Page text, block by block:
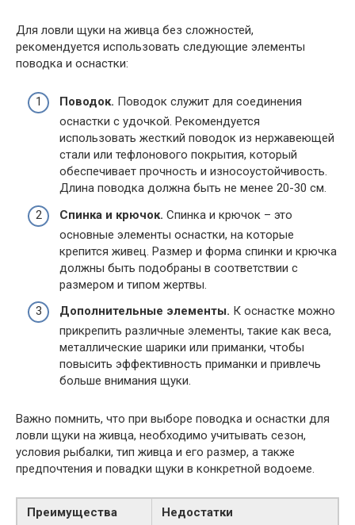
Для ловли щуки на живца без сложностей,
рекомендуется использовать следующие элементы
поводка и оснастки:
Поводок. Поводок служит для соединения
оснастки с удочкой. Рекомендуется
использовать жесткий поводок из нержавеющей
стали или тефлонового покрытия, который
обеспечивает прочность и износоустойчивость.
Длина поводка должна быть не менее 20-30 см.
Спинка и крючок. Спинка и крючок – это
основные элементы оснастки, на которые
крепится живец. Размер и форма спинки и крючка
должны быть подобраны в соответствии с
размером и типом жертвы.
Дополнительные элементы. К оснастке можно
прикрепить различные элементы, такие как веса,
металлические шарики или приманки, чтобы
повысить эффективность приманки и привлечь
больше внимания щуки.
Важно помнить, что при выборе поводка и оснастки для
ловли щуки на живца, необходимо учитывать сезон,
условия рыбалки, тип живца и его размер, а также
предпочтения и повадки щуки в конкретной водоеме.
Преимущества
Недостатки